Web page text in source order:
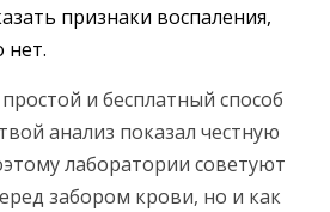
признаки воспаления,
нет.
и бесплатный способ
анализ показал честную
лаборатории советуют
забором крови, но и как